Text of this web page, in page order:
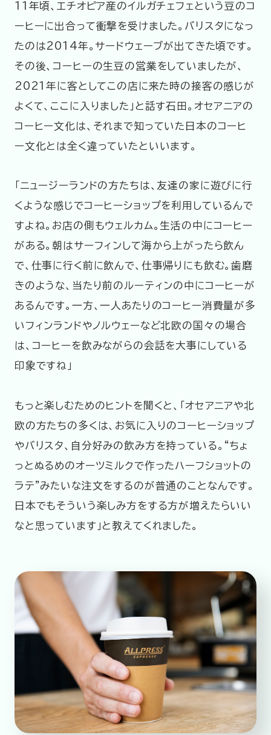
11年頃、エチオピア産のイルガチェフェという豆のコ
ーヒーに出合って衝撃を受けました。バリスタになっ
たのは2014年。サードウェーブが出てきた頃です。
その後、コーヒーの生豆の営業をしていましたが、
2021年に客としてこの店に来た時の接客の感じが
よくて、ここに入りました」と話す石田。オセアニアの
コーヒー文化は、それまで知っていた日本のコーヒ
ー文化とは全く違っていたといいます。
「ニュージーランドの方たちは、友達の家に遊びに行
くような感じでコーヒーショップを利用しているんで
すよね。お店の側もウェルカム。生活の中にコーヒー
がある。朝はサーフィンして海から上がったら飲ん
で、仕事に行く前に飲んで、仕事帰りにも飲む。歯磨
きのような、当たり前のルーティンの中にコーヒーが
あるんです。一方、一人あたりのコーヒー消費量が多
いフィンランドやノルウェーなど北欧の国々の場合
は、コーヒーを飲みながらの会話を大事にしている
印象ですね」
もっと楽しむためのヒントを聞くと、「オセアニアや北
欧の方たちの多くは、お気に入りのコーヒーショップ
やバリスタ、自分好みの飲み方を持っている。“ちょ
っとぬるめのオーツミルクで作ったハーフショットの
ラテ”みたいな注文をするのが普通のことなんです。
日本でもそういう楽しみ方をする方が増えたらいい
なと思っています」と教えてくれました。